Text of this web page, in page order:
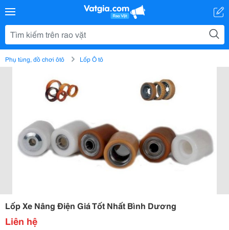
Phụ tùng, đồ chơi ôtô Lốp Ô tô
Lốp Xe Nâng Điện Giá Tốt Nhất Bình Dương
Liên hệ